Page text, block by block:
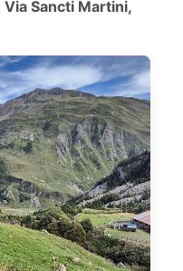
Via Sancti Martini,